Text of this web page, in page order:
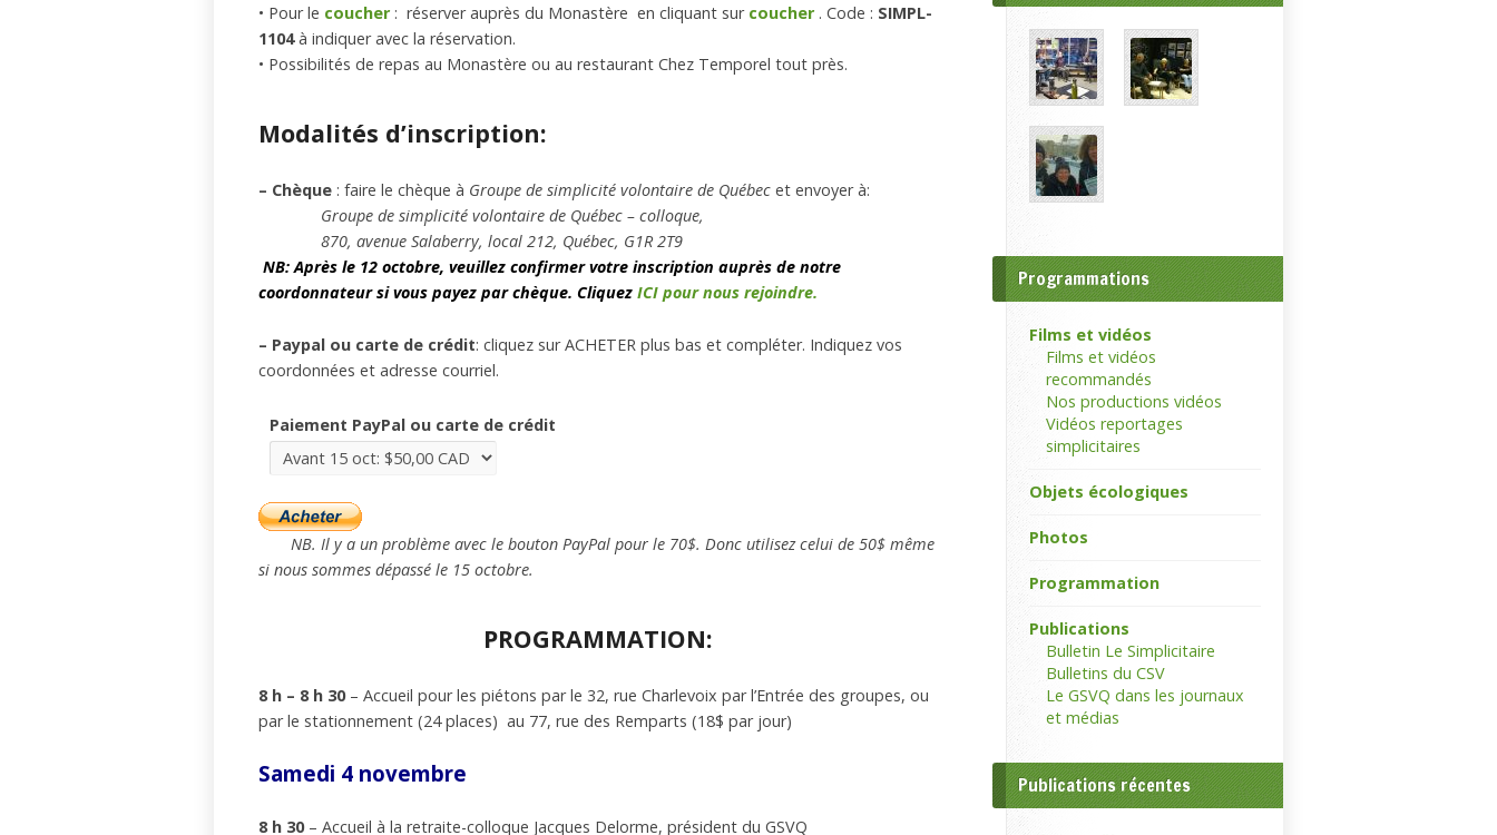
• Pour le coucher : réserver auprès du Monastère en cliquant sur coucher . Code : SIMPL-
1104à indiquer avec la réservation.
• Possibilités de repas au Monastère ou au restaurant Chez Temporel tout près.
Modalités d’inscription:
– Chèque : faire le chèque à Groupe de simplicité volontaire de Québec et envoyer à:
Groupe de simplicité volontaire de Québec – colloque,
870, avenue Salaberry, local 212, Québec, G1R 2T9
NB: Après le 12 octobre, veuillez confirmer votre inscription auprès de notre
coordonnateur si vous payez par chèque. Cliquez ICI pour nous rejoindre.
– Paypal ou carte de crédit: cliquez sur ACHETER plus bas et compléter. Indiquez vos
coordonnées et adresse courriel.
Paiement PayPal ou carte de crédit
NB. Il y a un problème avec le bouton PayPal pour le 70$. Donc utilisez celui de 50$ même
si nous sommes dépassé le 15 octobre.
PROGRAMMATION:
8 h – 8 h 30– Accueil pour les piétons par le 32, rue Charlevoix par l’Entrée des groupes, ou
par le stationnement (24 places) au 77, rue des Remparts (18$ par jour)
Samedi 4 novembre
8 h 30– Accueil à la retraite-colloque Jacques Delorme, président du GSVQ
Programmations
Films et vidéos
Films et vidéos
recommandés
Nos productions vidéos
Vidéos reportages
simplicitaires
Objets écologiques
Photos
Programmation
Publications
Bulletin Le Simplicitaire
Bulletins du CSV
Le GSVQ dans les journaux
et médias
Publications récentes